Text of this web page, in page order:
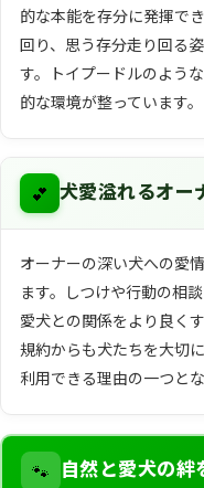
的な本能を存分に発揮で
回り、思う存分走り回る
す。トイプードルのよう
的な環境が整っています。
💕 犬愛溢れるオー
オーナーの深い犬への愛
ます。しつけや行動の相
愛犬との関係をより良く
規約からも犬たちを大切
利用できる理由の一つとな
🐾 自然と愛犬の絆